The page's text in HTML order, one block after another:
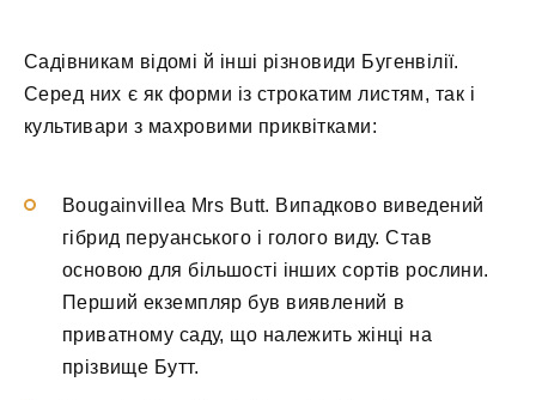
Садівникам відомі й інші різновиди Бугенвілії.
Серед них є як форми із строкатим листям, так і
культивари з махровими приквітками:
Bougainvillea Mrs Butt. Випадково виведений
гібрид перуанського і голого виду. Став
основою для більшості інших сортів рослини.
Перший екземпляр був виявлений в
приватному саду, що належить жінці на
прізвище Бутт.